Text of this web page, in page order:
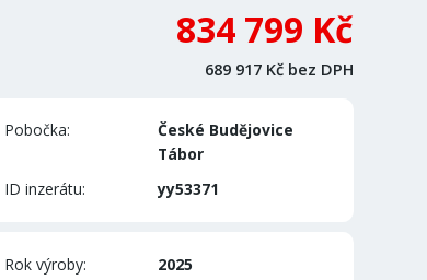
834 799 Kč
689 917 Kč bez DPH
Pobočka:
České Budějovice
Tábor
ID inzerátu:
yy53371
Rok výroby:
2025